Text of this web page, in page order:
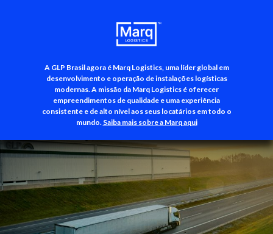
A GLP Brasil agora é Marq Logistics, uma líder global em
desenvolvimento e operação de instalações logísticas
modernas. A missão da Marq Logistics é oferecer
empreendimentos de qualidade e uma experiência
consistente e de alto nível aos seus locatários em todo o
mundo. Saiba mais sobre a Marq aqui
+55 (11) 3500-3700